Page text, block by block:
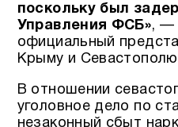
поскольку был
Управления ФСБ», —
официальный
Крыму и
В отношении
уголовное дело по
незаконный сбыт